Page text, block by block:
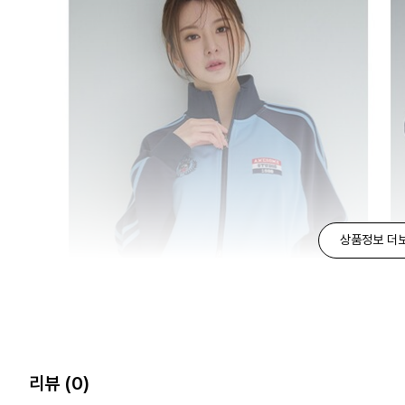
상품정보 더
리뷰 (0)